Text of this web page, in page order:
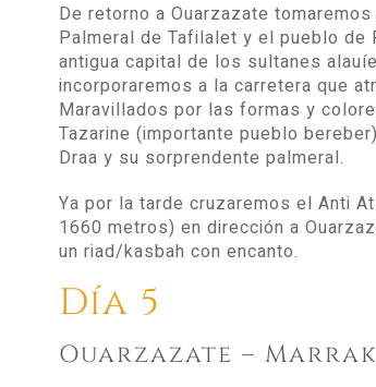
De retorno a Ouarzazate
Palmeral de Tafilalet y el pueblo de
antigua capital de los sultanes
incorporaremos a la carretera que
Maravillados por las formas y
Tazarine (importante pueblo
Draa y su sorprendente palmeral.
Ya por la tarde cruzaremos el Anti
1660 metros) en dirección a
un riad/kasbah con encanto.
Día 5
Ouarzazate –